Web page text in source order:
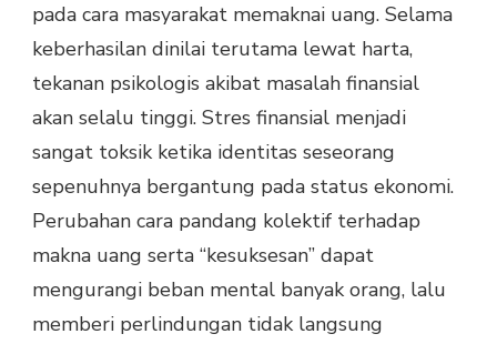
pada cara masyarakat memaknai uang. Selama
keberhasilan dinilai terutama lewat harta,
tekanan psikologis akibat masalah finansial
akan selalu tinggi. Stres finansial menjadi
sangat toksik ketika identitas seseorang
sepenuhnya bergantung pada status ekonomi.
Perubahan cara pandang kolektif terhadap
makna uang serta “kesuksesan” dapat
mengurangi beban mental banyak orang, lalu
memberi perlindungan tidak langsung